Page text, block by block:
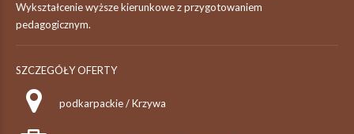
Wykształcenie wyższe kierunkowe z przygotowaniem
pedagogicznym.
SZCZEGÓŁY OFERTY
podkarpackie / Krzywa